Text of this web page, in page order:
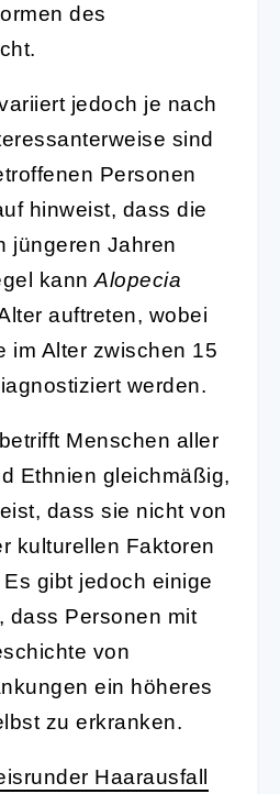
des
jedoch je nach
sind
Personen
hinweist, dass die
jüngeren Jahren
kann Alopecia
auftreten, wobei
im Alter zwischen 15
werden.
Menschen aller
Ethnien gleichmäßig,
dass sie nicht von
kulturellen Faktoren
gibt jedoch einige
dass Personen mit
von
ein höheres
zu erkranken.
Haarausfall